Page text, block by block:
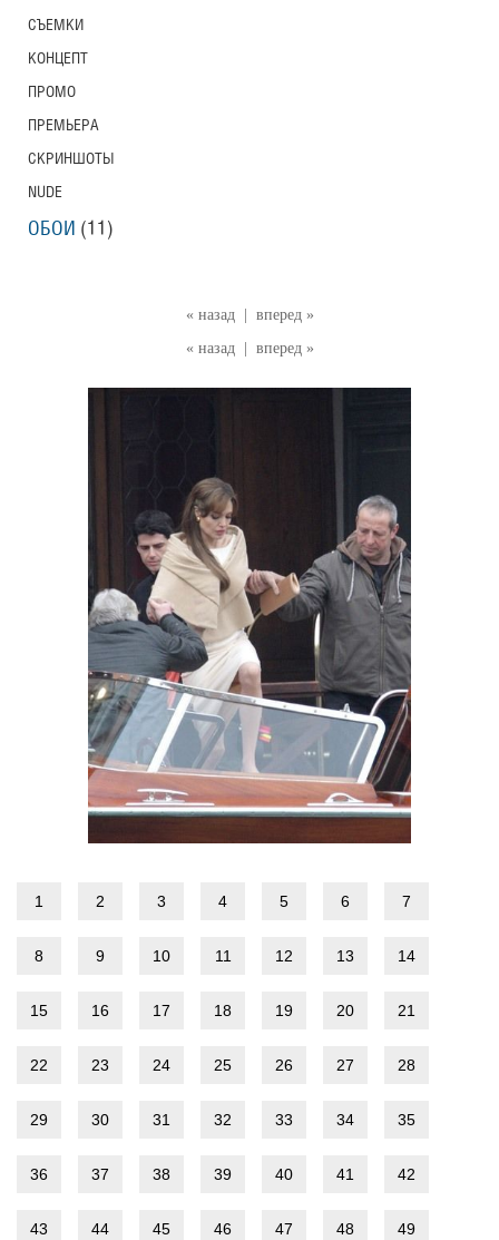
« назад
вперед »
« назад
вперед »
1 2 3 4 5 6 7
8 9 10 11 12 13 14
15 16 17 18 19 20 21
22 23 24 25 26 27 28
29 30 31 32 33 34 35
36 37 38 39 40 41 42
43 44 45 46 47 48 49
СЪЕМКИ
КОНЦЕПТ
ПРОМО
ПРЕМЬЕРА
СКРИНШОТЫ
NUDE
ОБОИ (11)